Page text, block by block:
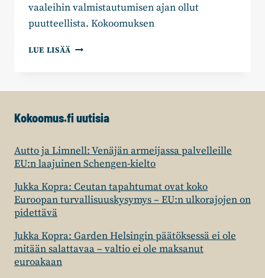
vaaleihin valmistautumisen ajan ollut
puutteellista. Kokoomuksen
LUE LISÄÄ KOKOOMUS:
OIKEUSMINISTERIÖLTÄ
HALLITUKSELTA
Kokoomus.fi uutisia
Autto ja Limnell: Venäjän armeijassa palvelleille
EU:n laajuinen Schengen-kielto
Jukka Kopra: Ceutan tapahtumat ovat koko
Euroopan turvallisuuskysymys – EU:n ulkorajojen on
pidettävä
Jukka Kopra: Garden Helsingin päätöksessä ei ole
mitään salattavaa – valtio ei ole maksanut
euroakaan